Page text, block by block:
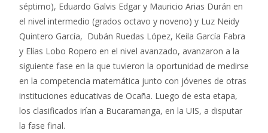
séptimo), Eduardo Galvis Edgar y Mauricio Arias Durán en
el nivel intermedio (grados octavo y noveno) y Luz Neidy
Quintero García, Dubán Ruedas López, Keila García Fabra
y Elías Lobo Ropero en el nivel avanzado, avanzaron a la
siguiente fase en la que tuvieron la oportunidad de medirse
en la competencia matemática junto con jóvenes de otras
instituciones educativas de Ocaña. Luego de esta etapa,
los clasificados irían a Bucaramanga, en la UIS, a disputar
la fase final.